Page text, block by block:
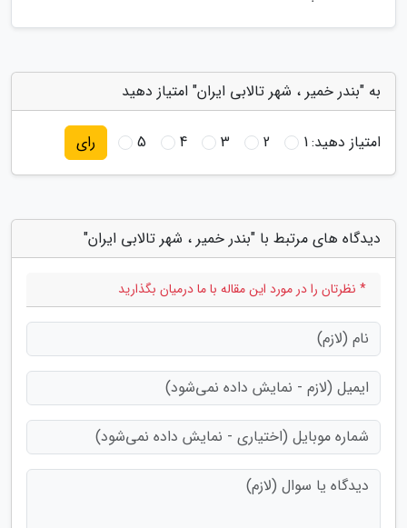
به "بندر خمیر ، شهر تالابی ایران" امتیاز دهید
امتیاز دهید:1
2
3
4
5 رای
دیدگاه های مرتبط با "بندر خمیر ، شهر تالابی ایران"
* نظرتان را در مورد این مقاله با ما درمیان بگذارید